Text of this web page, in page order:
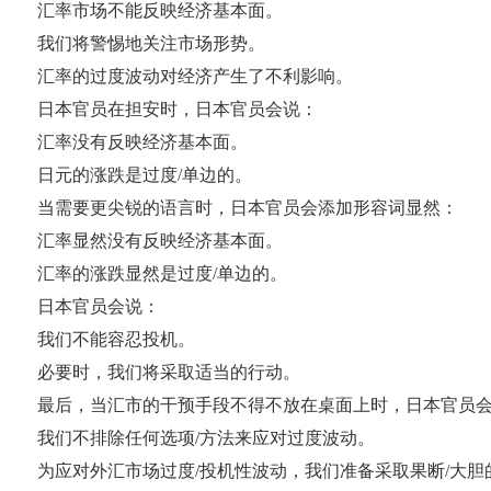
汇率市场不能反映经济基本面。
我们将警惕地关注市场形势。
汇率的过度波动对经济产生了不利影响。
日本官员在担安时，日本官员会说：
汇率没有反映经济基本面。
日元的涨跌是过度/单边的。
当需要更尖锐的语言时，日本官员会添加形容词显然：
汇率显然没有反映经济基本面。
汇率的涨跌显然是过度/单边的。
日本官员会说：
我们不能容忍投机。
必要时，我们将采取适当的行动。
最后，当汇市的干预手段不得不放在桌面上时，日本官员会
我们不排除任何选项/方法来应对过度波动。
为应对外汇市场过度/投机性波动，我们准备采取果断/大胆